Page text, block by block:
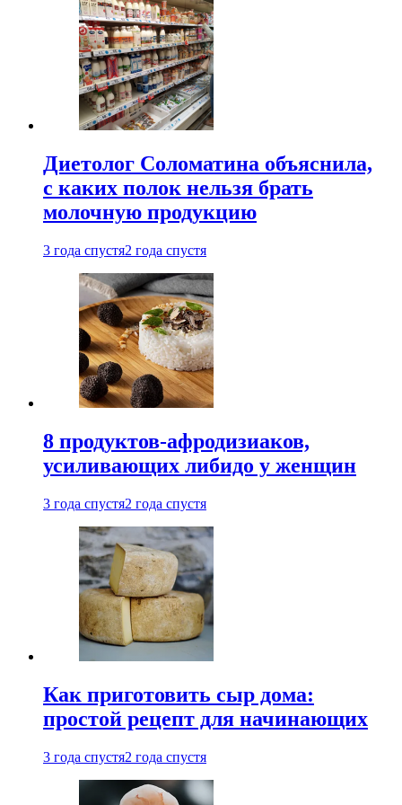
Диетолог Соломатина объяснила,
с каких полок нельзя брать
молочную продукцию
3 года спустя2 года спустя
8 продуктов-афродизиаков,
усиливающих либидо у женщин
3 года спустя2 года спустя
Как приготовить сыр дома:
простой рецепт для начинающих
3 года спустя2 года спустя